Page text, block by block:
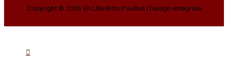
Copyright © 2026 En Lille Bitte Pavillon | Design entegrate